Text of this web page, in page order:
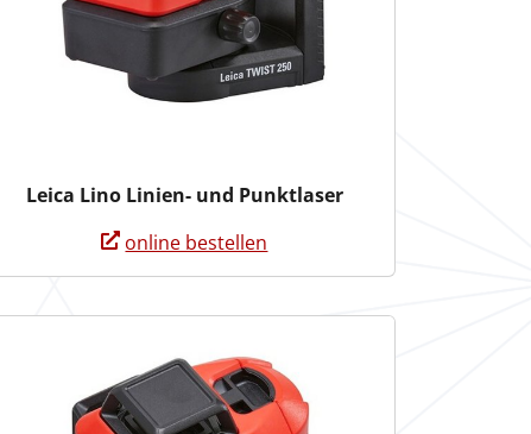
Leica Lino Linien- und Punktlaser
online bestellen